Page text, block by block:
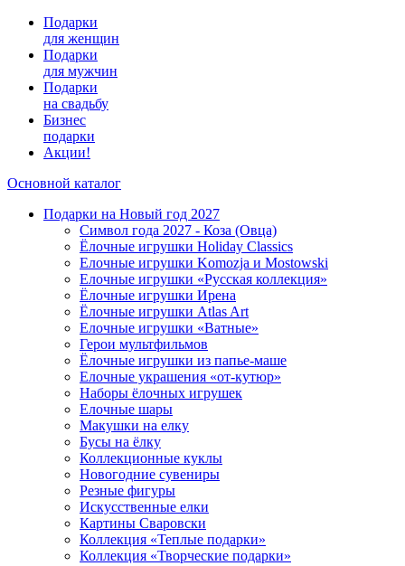
Подарки
для женщин
Подарки
для мужчин
Подарки
на свадьбу
Бизнес
подарки
Акции!
Основной каталог
Подарки на Новый год 2027
Символ года 2027 - Коза (Овца)
Ёлочные игрушки Holiday Classics
Елочные игрушки Komozja и Mostowski
Елочные игрушки «Русская коллекция»
Ёлочные игрушки Ирена
Ёлочные игрушки Atlas Art
Елочные игрушки «Ватные»
Герои мультфильмов
Ёлочные игрушки из папье-маше
Елочные украшения «от-кутюр»
Наборы ёлочных игрушек
Елочные шары
Макушки на елку
Бусы на ёлку
Коллекционные куклы
Новогодние сувениры
Резные фигуры
Искусственные елки
Картины Сваровски
Коллекция «Теплые подарки»
Коллекция «Творческие подарки»